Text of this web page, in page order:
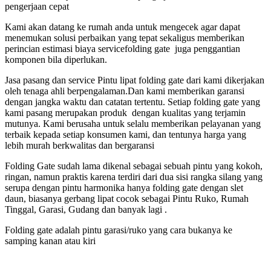
pengerjaan cepat
Kami akan datang ke rumah anda untuk mengecek agar dapat
menemukan solusi perbaikan yang tepat sekaligus memberikan
perincian estimasi biaya servicefolding gate juga penggantian
komponen bila diperlukan.
Jasa pasang dan service Pintu lipat folding gate dari kami dikerjakan
oleh tenaga ahli berpengalaman.Dan kami memberikan garansi
dengan jangka waktu dan catatan tertentu. Setiap folding gate yang
kami pasang merupakan produk dengan kualitas yang terjamin
mutunya. Kami berusaha untuk selalu memberikan pelayanan yang
terbaik kepada setiap konsumen kami, dan tentunya harga yang
lebih murah berkwalitas dan bergaransi
Folding Gate sudah lama dikenal sebagai sebuah pintu yang kokoh,
ringan, namun praktis karena terdiri dari dua sisi rangka silang yang
serupa dengan pintu harmonika hanya folding gate dengan slet
daun, biasanya gerbang lipat cocok sebagai Pintu Ruko, Rumah
Tinggal, Garasi, Gudang dan banyak lagi .
Folding gate adalah pintu garasi/ruko yang cara bukanya ke
samping kanan atau kiri